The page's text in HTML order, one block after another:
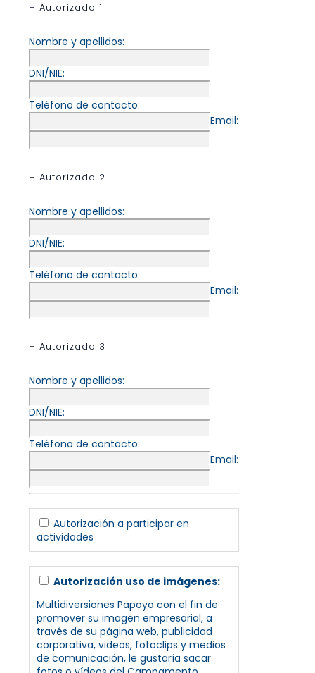
+ Autorizado 1
Nombre y apellidos:
DNI/NIE:
Teléfono de contacto:
Email:
+ Autorizado 2
Nombre y apellidos:
DNI/NIE:
Teléfono de contacto:
Email:
+ Autorizado 3
Nombre y apellidos:
DNI/NIE:
Teléfono de contacto:
Email:
Autorización a participar en
actividades
Autorización uso de imágenes:
Multidiversiones Papoyo con el fin de
promover su imagen empresarial, a
través de su página web, publicidad
corporativa, videos, fotoclips y medios
de comunicación, le gustaría sacar